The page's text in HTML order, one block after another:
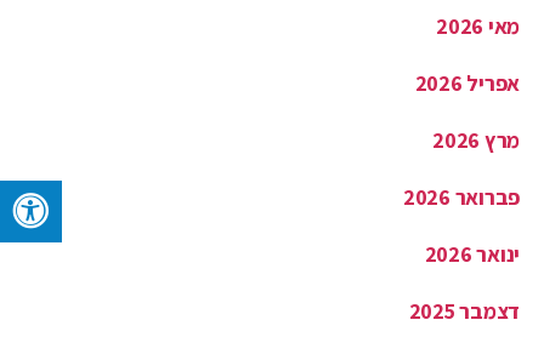
אפריל 2026
מרץ 2026
פברואר 2026
ינואר 2026
דצמבר 2025
נובמבר 2025